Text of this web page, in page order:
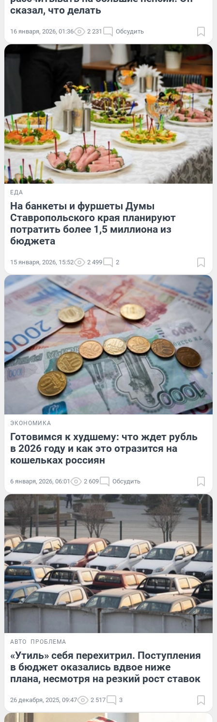
сказал, что делать
16 января, 2026, 01:36 2 231 Обсудить
ЕДА
На банкеты и фуршеты Думы
Ставропольского края планируют
потратить более 1,5 миллиона из
бюджета
15 января, 2026, 15:52 2 499 2
ЭКОНОМИКА
Готовимся к худшему: что ждет рубль
в 2026 году и как это отразится на
кошельках россиян
6 января, 2026, 06:01 2 609 Обсудить
АВТО ПРОБЛЕМА
«Утиль» себя перехитрил. Поступления
в бюджет оказались вдвое ниже
плана, несмотря на резкий рост ставок
26 декабря, 2025, 09:47 2 517 3